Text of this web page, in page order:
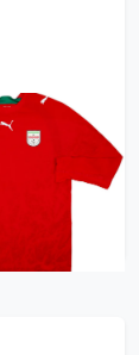
Issue
- 10/10
£209.99